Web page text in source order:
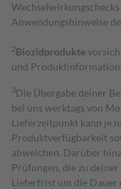
Anwendungshinweise
2Biozidprodukte
und
3Die Übergabe deiner
bei uns werktags von
Lieferzeitpunkt kann je
Produktverfügbarkeit
abweichen. Darüber
Prüfungen, die zu
Lieferfrist um die